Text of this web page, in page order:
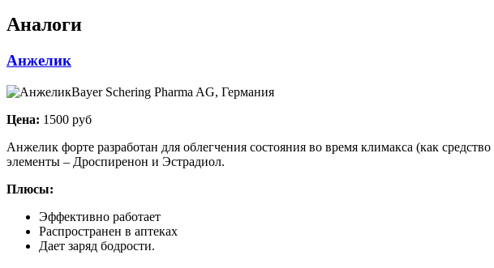
Аналоги
Анжелик
Bayer Schering Pharma AG, Германия
Цена: 1500 руб
Анжелик форте разработан для облегчения состояния во время климакса (как
элементы – Дроспиренон и Эстрадиол.
Плюсы:
Эффективно работает
Распространен в аптеках
Дает заряд бодрости.